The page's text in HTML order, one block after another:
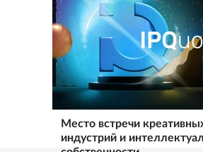
Место встречи
индустрий и